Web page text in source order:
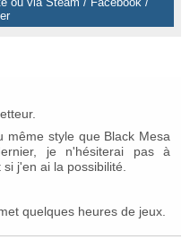
même style que Black Mesa
je n'hésiterai pas à
j'en ai la possibilité.
quelques heures de jeux.